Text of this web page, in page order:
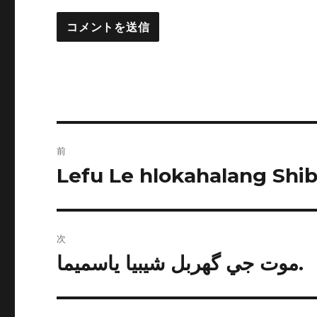
稿
ゲ
前
前
投
稿:
Lefu Le hlokahalang
次
次
投
موت جي گهربل شيبيا ياسميما.